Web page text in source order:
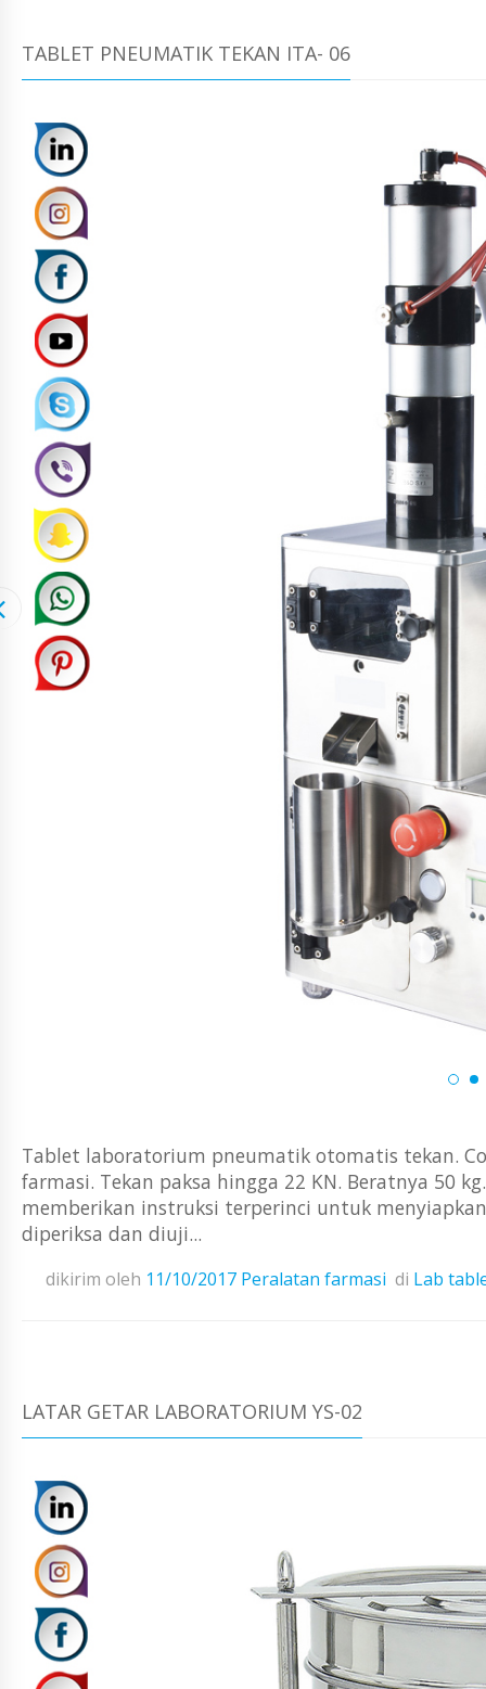
TABLET PNEUMATIK TEKAN ITA- 06
Tablet laboratorium pneumatik otomatis tekan.
farmasi. Tekan paksa hingga 22 KN. Beratnya 50
memberikan instruksi terperinci untuk
diperiksa dan diuji...
dikirim oleh 11/10/2017 Peralatan farmasi di Lab
LATAR GETAR LABORATORIUM YS-02